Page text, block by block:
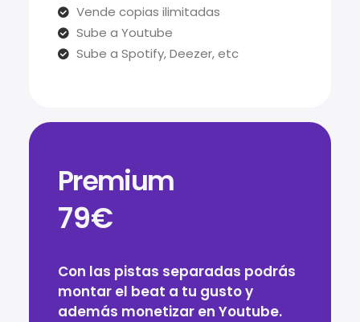
Vende copias ilimitadas
Sube a Youtube
Sube a Spotify, Deezer, etc
Premium
79€
Con las pistas separadas podrás
montar el beat a tu gusto y
además monetizar en Youtube.